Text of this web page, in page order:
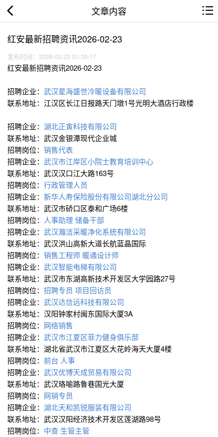
文章内容
红安最新招聘资讯2026-02-23
发布时间：2026-02-23 01:30:17
红安最新招聘资讯2026-02-23
招聘企业： 武汉星海盛世冷暖设备有限公司
联系地址：江汉区长江日报路天门墩1号光明大酒店行政楼
招聘企业： 湖北正寅科技有限公司
联系地址：武汉金银潭现代企业城
招聘岗位： 销售代表
招聘企业： 武汉市江岸区小院士教育培训中心
联系地址：武汉汉口江大路163号
招聘岗位： 行政管理人员
招聘企业： 新华人寿保险股份有限公司湖北分公司
联系地址：武汉市硚口区泰和广场6楼
招聘岗位： 人事助理 储备干部
招聘企业： 武汉瀚洁采暖净化系统有限公司
联系地址：武汉洪山高新大道长航蓝晶国际
招聘岗位： 销售工程师 暖通设计师
招聘企业： 武汉智能电梯有限公司
联系地址：武汉市东湖高新技术开发区大学园路27号
招聘岗位： 招聘专员 项目回访员
招聘企业： 武汉达信远科技有限公司
联系地址：汉阳钟家村闽东国际大厦3A
招聘岗位： 网络销售
招聘企业： 武汉市江夏区菲力健身俱乐部
联系地址：湖北省武汉市江夏区大花岭海天大厦4楼
招聘岗位： 前台 人事
招聘企业： 武汉优博天成贸易有限公司
联系地址：武汉珞喻路鲁巷国光大厦
招聘岗位： 网销专员
招聘企业： 湖北天和凯锐服装有限公司
联系地址：武汉汉阳经济技术开发区莲湖路98号
招聘岗位： 中查 生管主管